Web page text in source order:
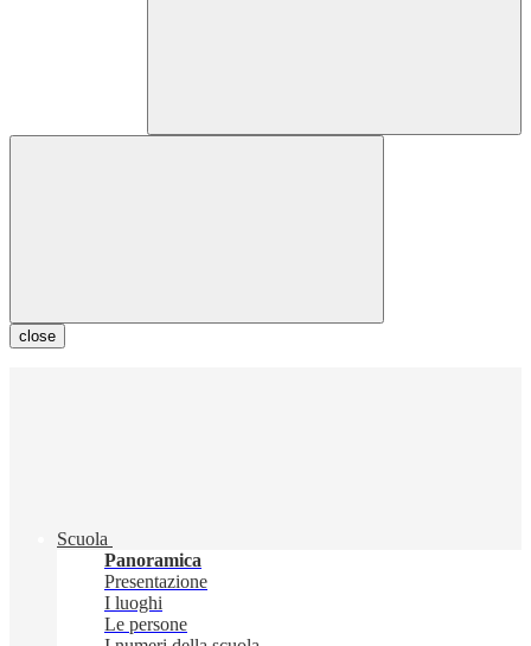
close
Scuola
Panoramica
Presentazione
I luoghi
Le persone